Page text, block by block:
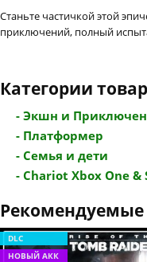
Станьте частичкой этой
приключений, полный
Категории
- Экшн и
- Платформер
- Семья и дети
- Chariot Xbox One &
DLC
НОВЫЙ АКК